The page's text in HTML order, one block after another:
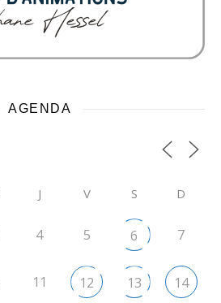
AGENDA
J V S D
4 5 6 7
11 12 13 14